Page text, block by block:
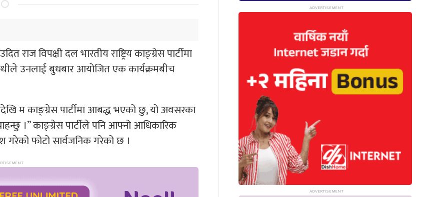
राज विपक्षी दल भारतीय राष्ट्रिय काङ्ग्रेस पार्टीमा
उनलाई बुधबार आयोजित एक कार्यक्रमबीच
म काङ्ग्रेस पार्टीमा आबद्ध भएको छु, यो अवसरका
।” काङ्ग्रेस पार्टीले पनि आफ्नो आधिकारिक
गरेको फोटो सार्वजनिक गरेको छ ।